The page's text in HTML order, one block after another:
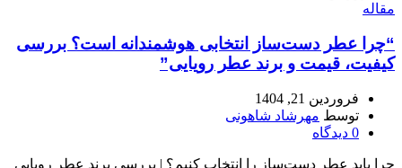
مقاله
“چرا عطر دست‌ساز انتخابی هوشمندانه است؟ بررسی
کیفیت، قیمت و برند عطر رویایی”
فروردین 21, 1404
توسط مهرشاد شاهونی
0 دیدگاه
چرا باید عطر دست‌ساز را انتخاب کنیم؟ | بررسی برند عطر رویایی